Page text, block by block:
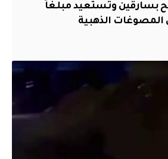
بسارقين وتستعيد مبلغاً